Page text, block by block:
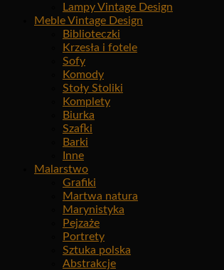
Lampy Vintage Design
Meble Vintage Design
Biblioteczki
Krzesła i fotele
Sofy
Komody
Stoły Stoliki
Komplety
Biurka
Szafki
Barki
Inne
Malarstwo
Grafiki
Martwa natura
Marynistyka
Pejzaże
Portrety
Sztuka polska
Abstrakcje